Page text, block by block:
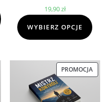
19,90zł
WYBIERZ OPCJE
PROMOCJA